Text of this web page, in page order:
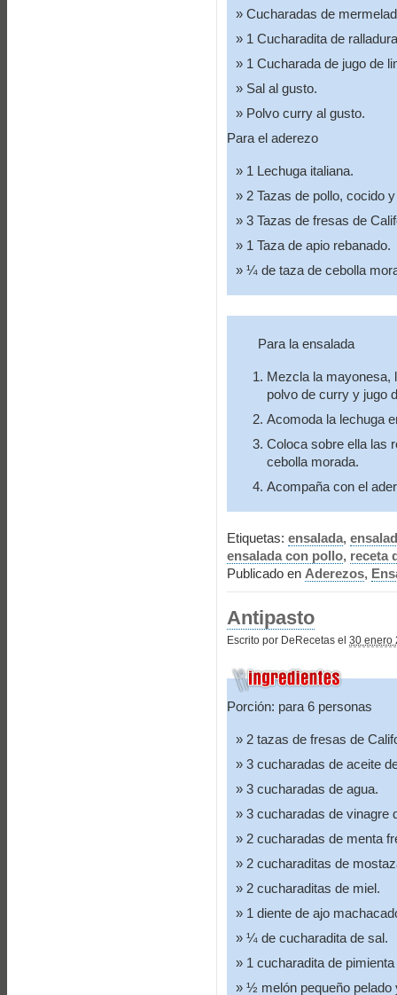
Cucharadas de
1 Cucharadita de
1 Cucharada de jugo de
Sal al gusto.
Polvo curry al gusto.
Para el aderezo
1 Lechuga italiana.
2 Tazas de pollo, cocido
3 Tazas de fresas de
1 Taza de apio rebanado.
¼ de taza de cebolla
Para la ensalada
Mezcla la mayonesa,
polvo de curry y jugo
Acomoda la lechuga
Coloca sobre ella las
cebolla morada.
Acompaña con el
Etiquetas: ensalada,
ensalada con pollo, receta
Publicado en Aderezos,
Antipasto
Escrito por DeRecetas el 30 enero
Porción: para 6 personas
2 tazas de fresas de
3 cucharadas de aceite
3 cucharadas de agua.
3 cucharadas de vinagre
2 cucharadas de menta
2 cucharaditas de
2 cucharaditas de miel.
1 diente de ajo
¼ de cucharadita de sal.
1 cucharadita de pimienta
½ melón pequeño pelado